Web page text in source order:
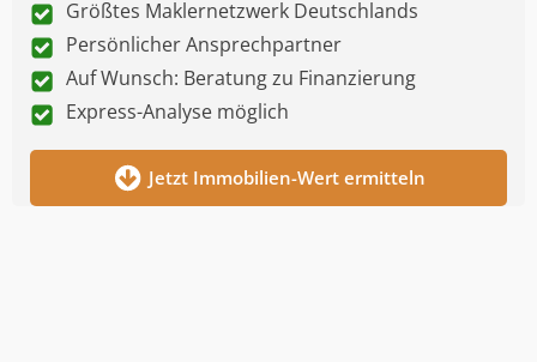
Größtes Maklernetzwerk Deutschlands
Persönlicher Ansprechpartner
Auf Wunsch: Beratung zu Finanzierung
Express-Analyse möglich
Jetzt Immobilien-Wert ermitteln